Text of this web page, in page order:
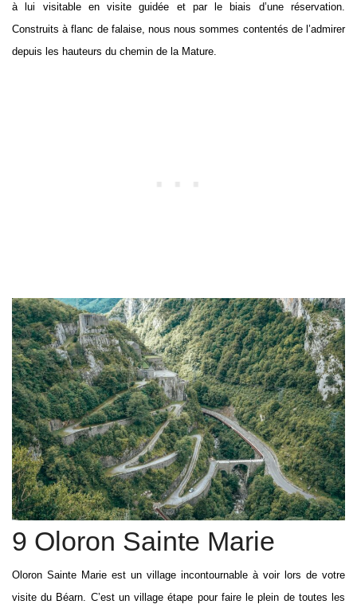
à lui visitable en visite guidée et par le biais d’une réservation.
Construits à flanc de falaise, nous nous sommes contentés de l’admirer
depuis les hauteurs du chemin de la Mature.
9 Oloron Sainte Marie
Oloron Sainte Marie est un village incontournable à voir lors de votre
visite du Béarn. C’est un village étape pour faire le plein de toutes les